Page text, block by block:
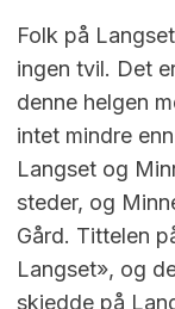
Folk på
ingen tvil. Det
denne helgen
intet mindre
Langset og
steder, og
Gård. Tittelen
Langset», og
skjedde på